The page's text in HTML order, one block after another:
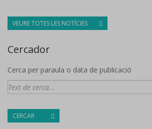
VEURE TOTES LES NOTÍCIES
Cercador
Cerca per paraula o data de publicació
CERCAR